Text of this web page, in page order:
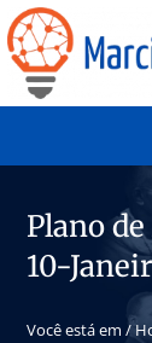
Plano
10-
Você está em /